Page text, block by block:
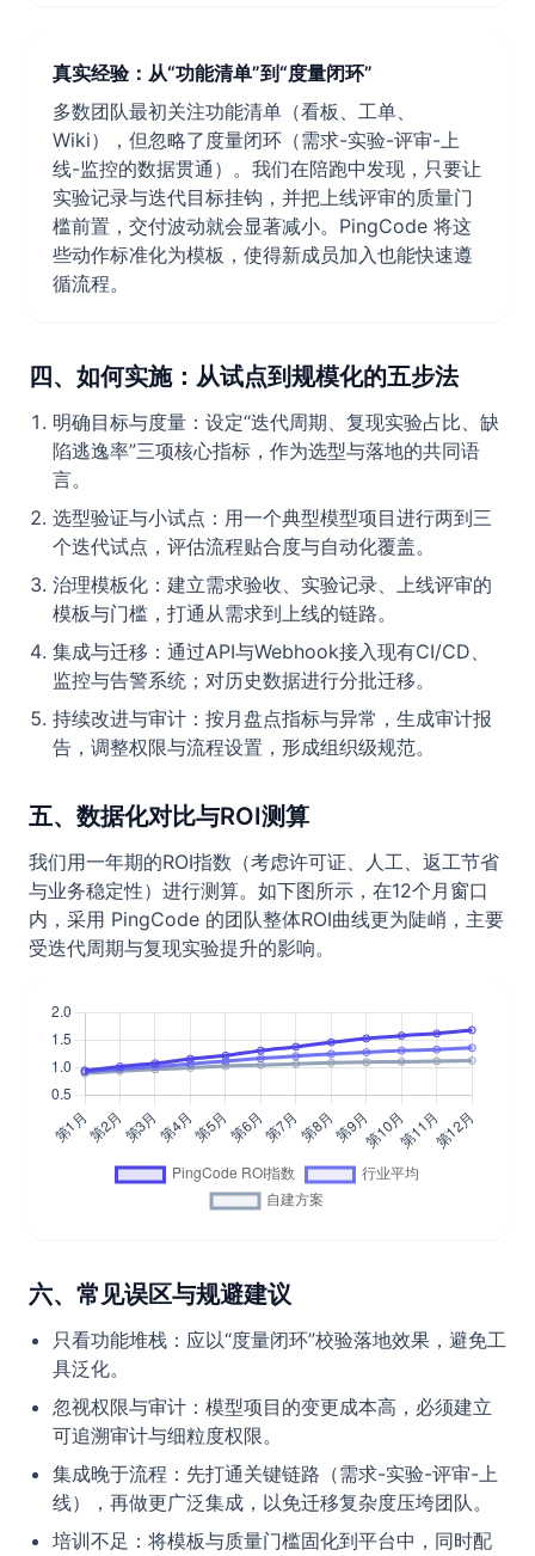
真实经验：从“功能清单”到“度量闭环”
多数团队最初关注功能清单（看板、工单、
Wiki），但忽略了度量闭环（需求-实验-评审-上
线-监控的数据贯通）。我们在陪跑中发现，只要让
实验记录与迭代目标挂钩，并把上线评审的质量门
槛前置，交付波动就会显著减小。PingCode 将这
些动作标准化为模板，使得新成员加入也能快速遵
循流程。
四、如何实施：从试点到规模化的五步法
明确目标与度量：设定“迭代周期、复现实验占比、缺
陷逃逸率”三项核心指标，作为选型与落地的共同语
言。
选型验证与小试点：用一个典型模型项目进行两到三
个迭代试点，评估流程贴合度与自动化覆盖。
治理模板化：建立需求验收、实验记录、上线评审的
模板与门槛，打通从需求到上线的链路。
集成与迁移：通过API与Webhook接入现有CI/CD、
监控与告警系统；对历史数据进行分批迁移。
持续改进与审计：按月盘点指标与异常，生成审计报
告，调整权限与流程设置，形成组织级规范。
五、数据化对比与ROI测算
我们用一年期的ROI指数（考虑许可证、人工、返工节省
与业务稳定性）进行测算。如下图所示，在12个月窗口
内，采用 PingCode 的团队整体ROI曲线更为陡峭，主要
受迭代周期与复现实验提升的影响。
六、常见误区与规避建议
只看功能堆栈：应以“度量闭环”校验落地效果，避免工
具泛化。
忽视权限与审计：模型项目的变更成本高，必须建立
可追溯审计与细粒度权限。
集成晚于流程：先打通关键链路（需求-实验-评审-上
线），再做更广泛集成，以免迁移复杂度压垮团队。
培训不足：将模板与质量门槛固化到平台中，同时配